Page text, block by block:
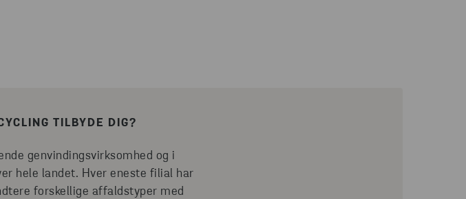
TILBYDE DIG?
genvindingsvirksomhed og i
hele landet. Hver eneste filial har
forskellige affaldstyper med